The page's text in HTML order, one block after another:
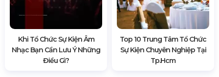
Khi Tổ Chức Sự Kiện Âm
Nhạc Bạn Cần Lưu Ý Những
Điều Gì?
Top 10 Trung Tâm Tổ Chức
Sự Kiện Chuyên Nghiệp Tại
Tp.hcm